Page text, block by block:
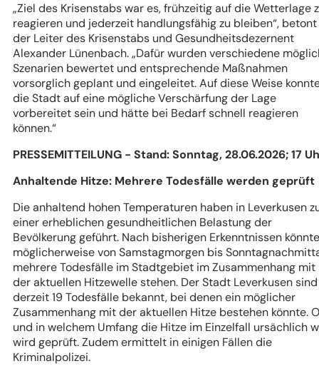
„Ziel des Krisenstabs war es, frühzeitig auf die Wetterlage
reagieren und jederzeit handlungsfähig zu bleiben“, betont
der Leiter des Krisenstabs und Gesundheitsdezernent
Alexander Lünenbach. „Dafür wurden verschiedene
Szenarien bewertet und entsprechende Maßnahmen
vorsorglich geplant und eingeleitet. Auf diese Weise
die Stadt auf eine mögliche Verschärfung der Lage
vorbereitet sein und hätte bei Bedarf schnell reagieren
können.“
PRESSEMITTEILUNG - Stand: Sonntag, 28.06.2026; 17
Anhaltende Hitze: Mehrere Todesfälle werden geprüft
Die anhaltend hohen Temperaturen haben in Leverkusen
einer erheblichen gesundheitlichen Belastung der
Bevölkerung geführt. Nach bisherigen Erkenntnissen
möglicherweise von Samstagmorgen bis
mehrere Todesfälle im Stadtgebiet im Zusammenhang mit
der aktuellen Hitzewelle stehen. Der Stadt Leverkusen sind
derzeit 19 Todesfälle bekannt, bei denen ein möglicher
Zusammenhang mit der aktuellen Hitze bestehen könnte.
und in welchem Umfang die Hitze im Einzelfall ursächlich
wird geprüft. Zudem ermittelt in einigen Fällen die
Kriminalpolizei.